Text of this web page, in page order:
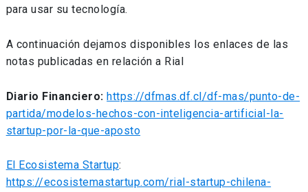
para usar su tecnología.
A continuación dejamos disponibles los enlaces de las
notas publicadas en relación a Rial
Diario Financiero:https://dfmas.df.cl/df-mas/punto-de-
partida/modelos-hechos-con-inteligencia-artificial-la-
startup-por-la-que-aposto
El Ecosistema Startup:
https://ecosistemastartup.com/rial-startup-chilena-